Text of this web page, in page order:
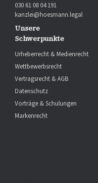
030 61 08 04 191
kanzlei@hoesmann.legal
Unsere
Schwerpunkte
Urheberrecht & Medienrecht
Wettbewerbsrecht
Vertragsrecht & AGB
Datenschutz
Vorträge & Schulungen
Markenrecht